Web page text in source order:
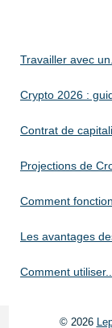
Travailler avec
Crypto 2026 :
Contrat de
Projections de
Comment
Les avantages
Comment
© 2026